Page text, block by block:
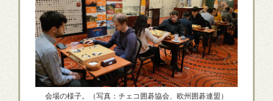
会場の様子。（写真：チェコ囲碁協会、欧州囲碁連盟）